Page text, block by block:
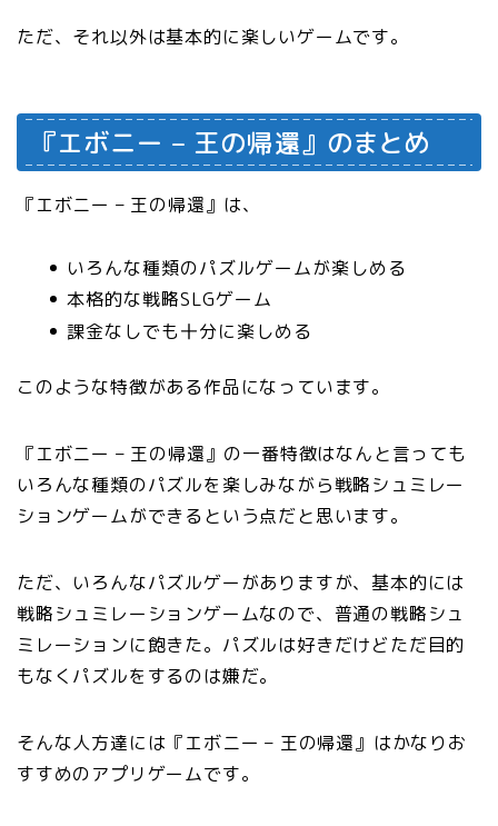
ただ、それ以外は基本的に楽しいゲームです。
『エボニー – 王の帰還』のまとめ
『エボニー – 王の帰還』は、
いろんな種類のパズルゲームが楽しめる
本格的な戦略SLGゲーム
課金なしでも十分に楽しめる
このような特徴がある作品になっています。
『エボニー – 王の帰還』の一番特徴はなんと言っても
いろんな種類のパズルを楽しみながら戦略シュミレー
ションゲームができるという点だと思います。
ただ、いろんなパズルゲーがありますが、基本的には
戦略シュミレーションゲームなので、普通の戦略シュ
ミレーションに飽きた。パズルは好きだけどただ目的
もなくパズルをするのは嫌だ。
そんな人方達には『エボニー – 王の帰還』はかなりお
すすめのアプリゲームです。